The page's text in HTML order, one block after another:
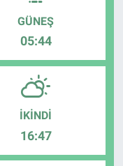
GÜNEŞ
05:44
İKINDI
16:47